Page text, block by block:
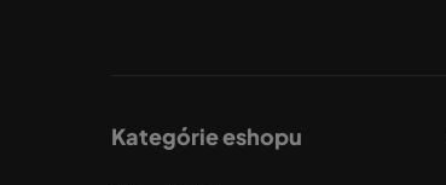
Kategórie eshopu